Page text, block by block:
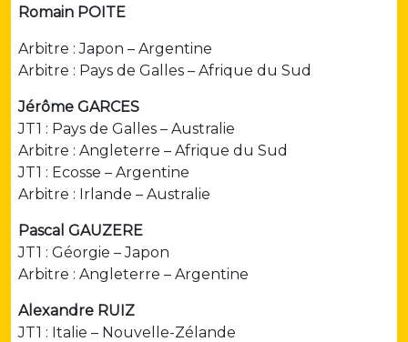
Romain POITE
Arbitre : Japon – Argentine
Arbitre : Pays de Galles – Afrique du Sud
Jérôme GARCES
JT1 : Pays de Galles – Australie
Arbitre : Angleterre – Afrique du Sud
JT1 : Ecosse – Argentine
Arbitre : Irlande – Australie
Pascal GAUZERE
JT1 : Géorgie – Japon
Arbitre : Angleterre – Argentine
Alexandre RUIZ
JT1 : Italie – Nouvelle-Zélande